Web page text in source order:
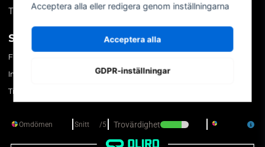
Tips & trix
SOCIALA MEDIER
Facebook
Instagram
TikTok
MITT KONTO
Skapa konto
Acceptera alla eller redigera genom inställningarna
Acceptera alla
GDPR-inställningar